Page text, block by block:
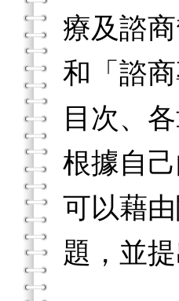
療及諮
和「諮
目次、
根據自
可以藉
題，並